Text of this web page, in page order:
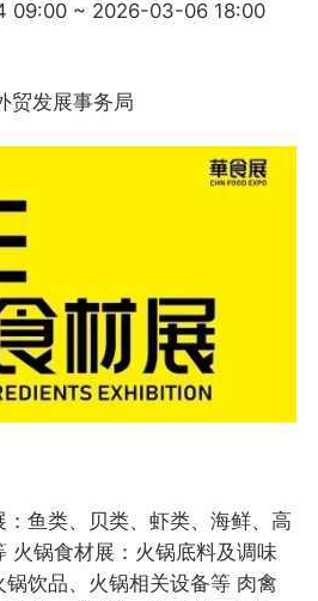
09:00 ~ 2026-03-06 18:00
贸发展事务局
鱼类、贝类、虾类、海鲜、高
火锅食材展：火锅底料及调味
饮品、火锅相关设备等 肉禽